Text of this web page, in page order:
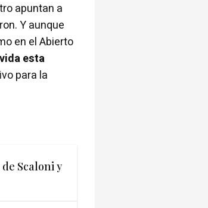
apuntan a
Y aunque
en el Abierto
esta
para la
Scaloni y